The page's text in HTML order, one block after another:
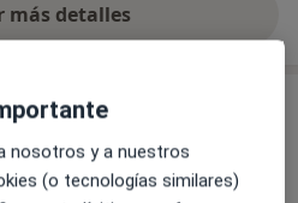
más detalles
sobre la experiencia
nosotros y a nuestros
(o tecnologías similares)